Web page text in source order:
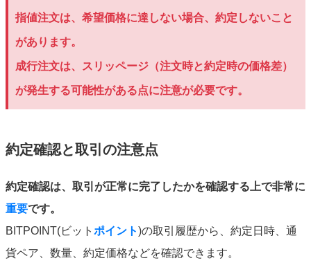
指値注文は、希望価格に達しない場合、約定しないこと
があります。
成行注文は、スリッページ（注文時と約定時の価格差）
が発生する可能性がある点に注意が必要です。
約定確認と取引の注意点
約定確認は、取引が正常に完了したかを確認する上で非常に
重要です。
BITPOINT(ビット ポイント)の取引履歴から、約定日時、通
貨ペア、数量、約定価格などを確認できます。